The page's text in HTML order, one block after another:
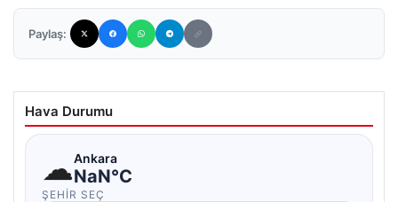
Paylaş:
Hava Durumu
☁Ankara
NaN°C
ŞEHIR SEÇ